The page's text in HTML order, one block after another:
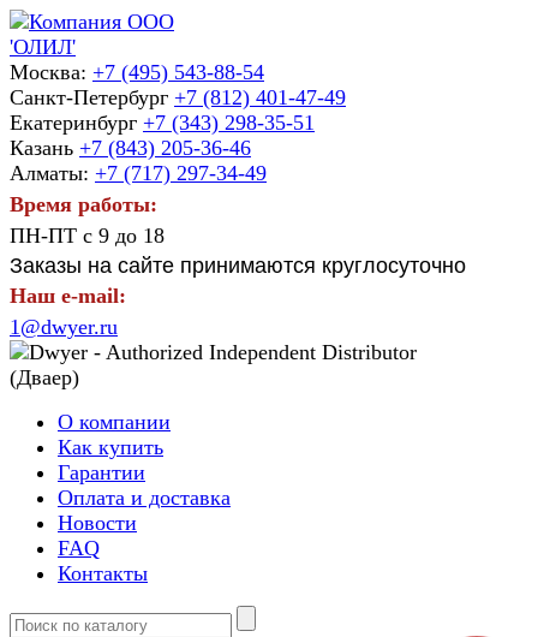
Москва: +7 (495) 543-88-54
Санкт-Петербург +7 (812) 401-47-49
Екатеринбург +7 (343) 298-35-51
Казань +7 (843) 205-36-46
Алматы: +7 (717) 297-34-49
Время работы:
ПН-ПТ с 9 до 18
Заказы на сайте принимаются круглосуточно
Наш e-mail:
1@dwyer.ru
О компании
Как купить
Гарантии
Оплата и доставка
Новости
FAQ
Контакты